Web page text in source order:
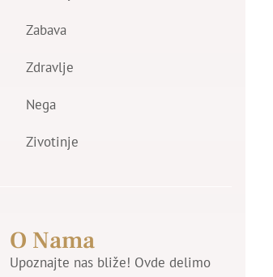
Zabava
Zdravlje
Nega
Zivotinje
O Nama
Upoznajte nas bliže! Ovde delimo